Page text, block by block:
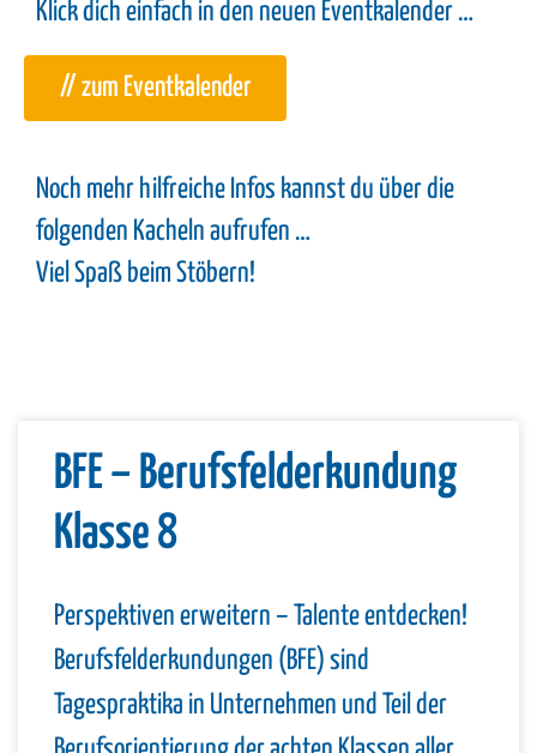
Klick dich einfach in den neuen Eventkalender …
// zum Eventkalender
Noch mehr hilfreiche Infos kannst du über die
folgenden Kacheln aufrufen …
Viel Spaß beim Stöbern!
BFE – Berufsfelderkundung
Klasse 8
Perspektiven erweitern – Talente entdecken!
Berufsfelderkundungen (BFE) sind
Tagespraktika in Unternehmen und Teil der